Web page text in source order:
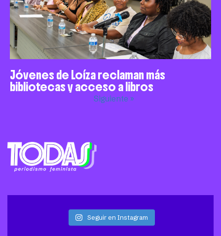
Jóvenes de Loíza reclaman más
bibliotecas y acceso a libros
Siguiente »
Seguir en Instagram